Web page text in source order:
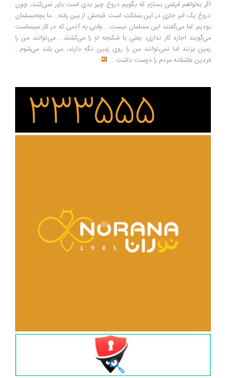
بخواهم فیلمی بسازم که بگویم دروغ چیز بدی است باور نمی‌کنند، چون
یک امر جاری در این مملکت است. قبحش از بین رفته... ما بچه‌مسلمان
اما می‌گفتند این مسلمان نیست... وقتی به آدمی که در کار سینماست
اجازه کار نداری، یعنی با شکنجه او را می‌کشند... می‌توانند من را
بزنند اما نمی‌توانند من را روی زمین نگه دارند، من بلند می‌شوم...
عاشقانه مردم را دوست داشت ...